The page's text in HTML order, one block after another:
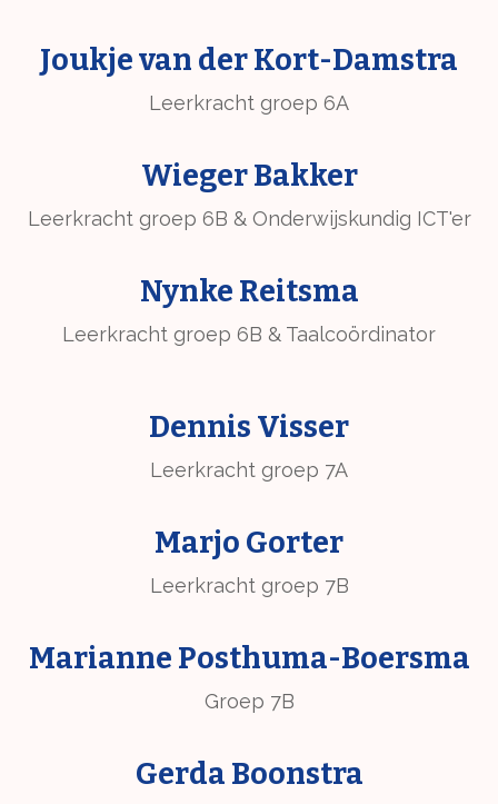
Joukje van der Kort-Damstra
Leerkracht groep 6A
Wieger Bakker
Leerkracht groep 6B & Onderwijskundig ICT'er
Nynke Reitsma
Leerkracht groep 6B & Taalcoördinator
Dennis Visser
Leerkracht groep 7A
Marjo Gorter
Leerkracht groep 7B
Marianne Posthuma-Boersma
Groep 7B
Gerda Boonstra